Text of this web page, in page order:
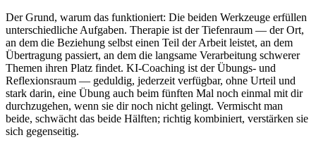
Der Grund, warum das funktioniert: Die beiden Werkzeuge erfüllen
unterschiedliche Aufgaben. Therapie ist der Tiefenraum — der Ort,
an dem die Beziehung selbst einen Teil der Arbeit leistet, an dem
Übertragung passiert, an dem die langsame Verarbeitung schwerer
Themen ihren Platz findet. KI-Coaching ist der Übungs- und
Reflexionsraum — geduldig, jederzeit verfügbar, ohne Urteil und
stark darin, eine Übung auch beim fünften Mal noch einmal mit dir
durchzugehen, wenn sie dir noch nicht gelingt. Vermischt man
beide, schwächt das beide Hälften; richtig kombiniert, verstärken sie
sich gegenseitig.